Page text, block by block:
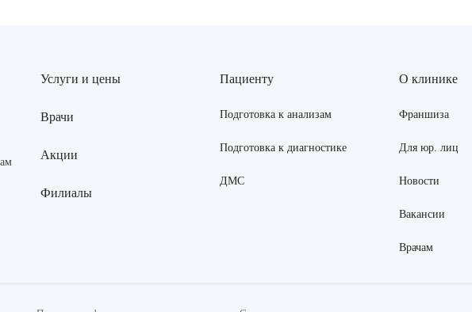
Услуги и цены
Врачи
Акции
Филиалы
Пациенту
Подготовка к анализам
Подготовка к диагностике
ДМС
О клинике
Франшиза
Для юр. лиц
Новости
Вакансии
Врачам